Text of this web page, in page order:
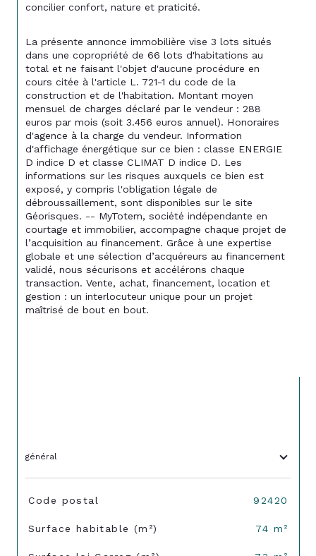
concilier confort, nature et praticité.
La présente annonce immobilière vise 3 lots situés
dans une copropriété de 66 lots d'habitations au
total et ne faisant l'objet d'aucune procédure en
cours citée à l'article L. 721-1 du code de la
construction et de l'habitation. Montant moyen
mensuel de charges déclaré par le vendeur : 288
euros par mois (soit 3.456 euros annuel). Honoraires
d'agence à la charge du vendeur. Information
d'affichage énergétique sur ce bien : classe ENERGIE
D indice D et classe CLIMAT D indice D. Les
informations sur les risques auxquels ce bien est
exposé, y compris l'obligation légale de
débroussaillement, sont disponibles sur le site
Géorisques. -- MyTotem, société indépendante en
courtage et immobilier, accompagne chaque projet de
l’acquisition au financement. Grâce à une expertise
globale et une sélection d’acquéreurs au financement
validé, nous sécurisons et accélérons chaque
transaction. Vente, achat, financement, location et
gestion : un interlocuteur unique pour un projet
maîtrisé de bout en bout.
général
TRAD_SIROCCO_Caracteristique
Code postal 92420
Surface habitable (m²) 74 m²